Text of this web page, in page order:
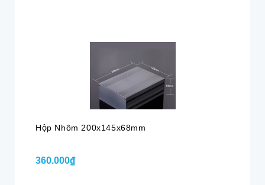
Hộp Nhôm 200x145x68mm
360.000₫